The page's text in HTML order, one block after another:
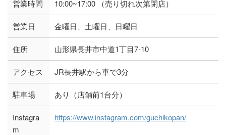
営業時間 10:00~17:00 （売り切れ次第閉店）
営業日 金曜日、土曜日、日曜日
住所 山形県長井市中道1丁目7-10
アクセス JR長井駅から車で3分
駐車場 あり（店舗前1台分）
Instagra
m
https://www.instagram.com/guchikopan/